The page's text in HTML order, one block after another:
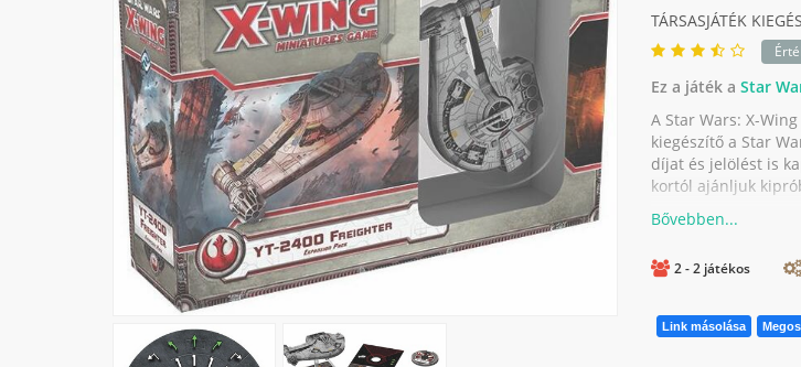
TÁRSASJÁTÉK
Ez a játék a Star
A Star Wars: X-
kiegészítő a Star
díjat és jelölést is
kortól ajánljuk
2 - 2 játékos
Link másolása